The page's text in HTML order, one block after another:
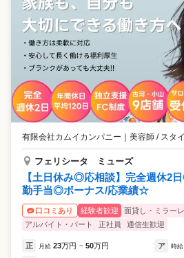
有限会社カムイカンパニー 美容師 / スタ
フェリシータ ミューズ
【土日休み◎応相談】完全週休
勤手当◎ボーナス/応業績☆
口コミあり 経験者歓迎 面貸し・ミラー
アルバイト・パート
正社員 通信生歓迎
正 月給 23万円 ~ 50万円 ア 時給